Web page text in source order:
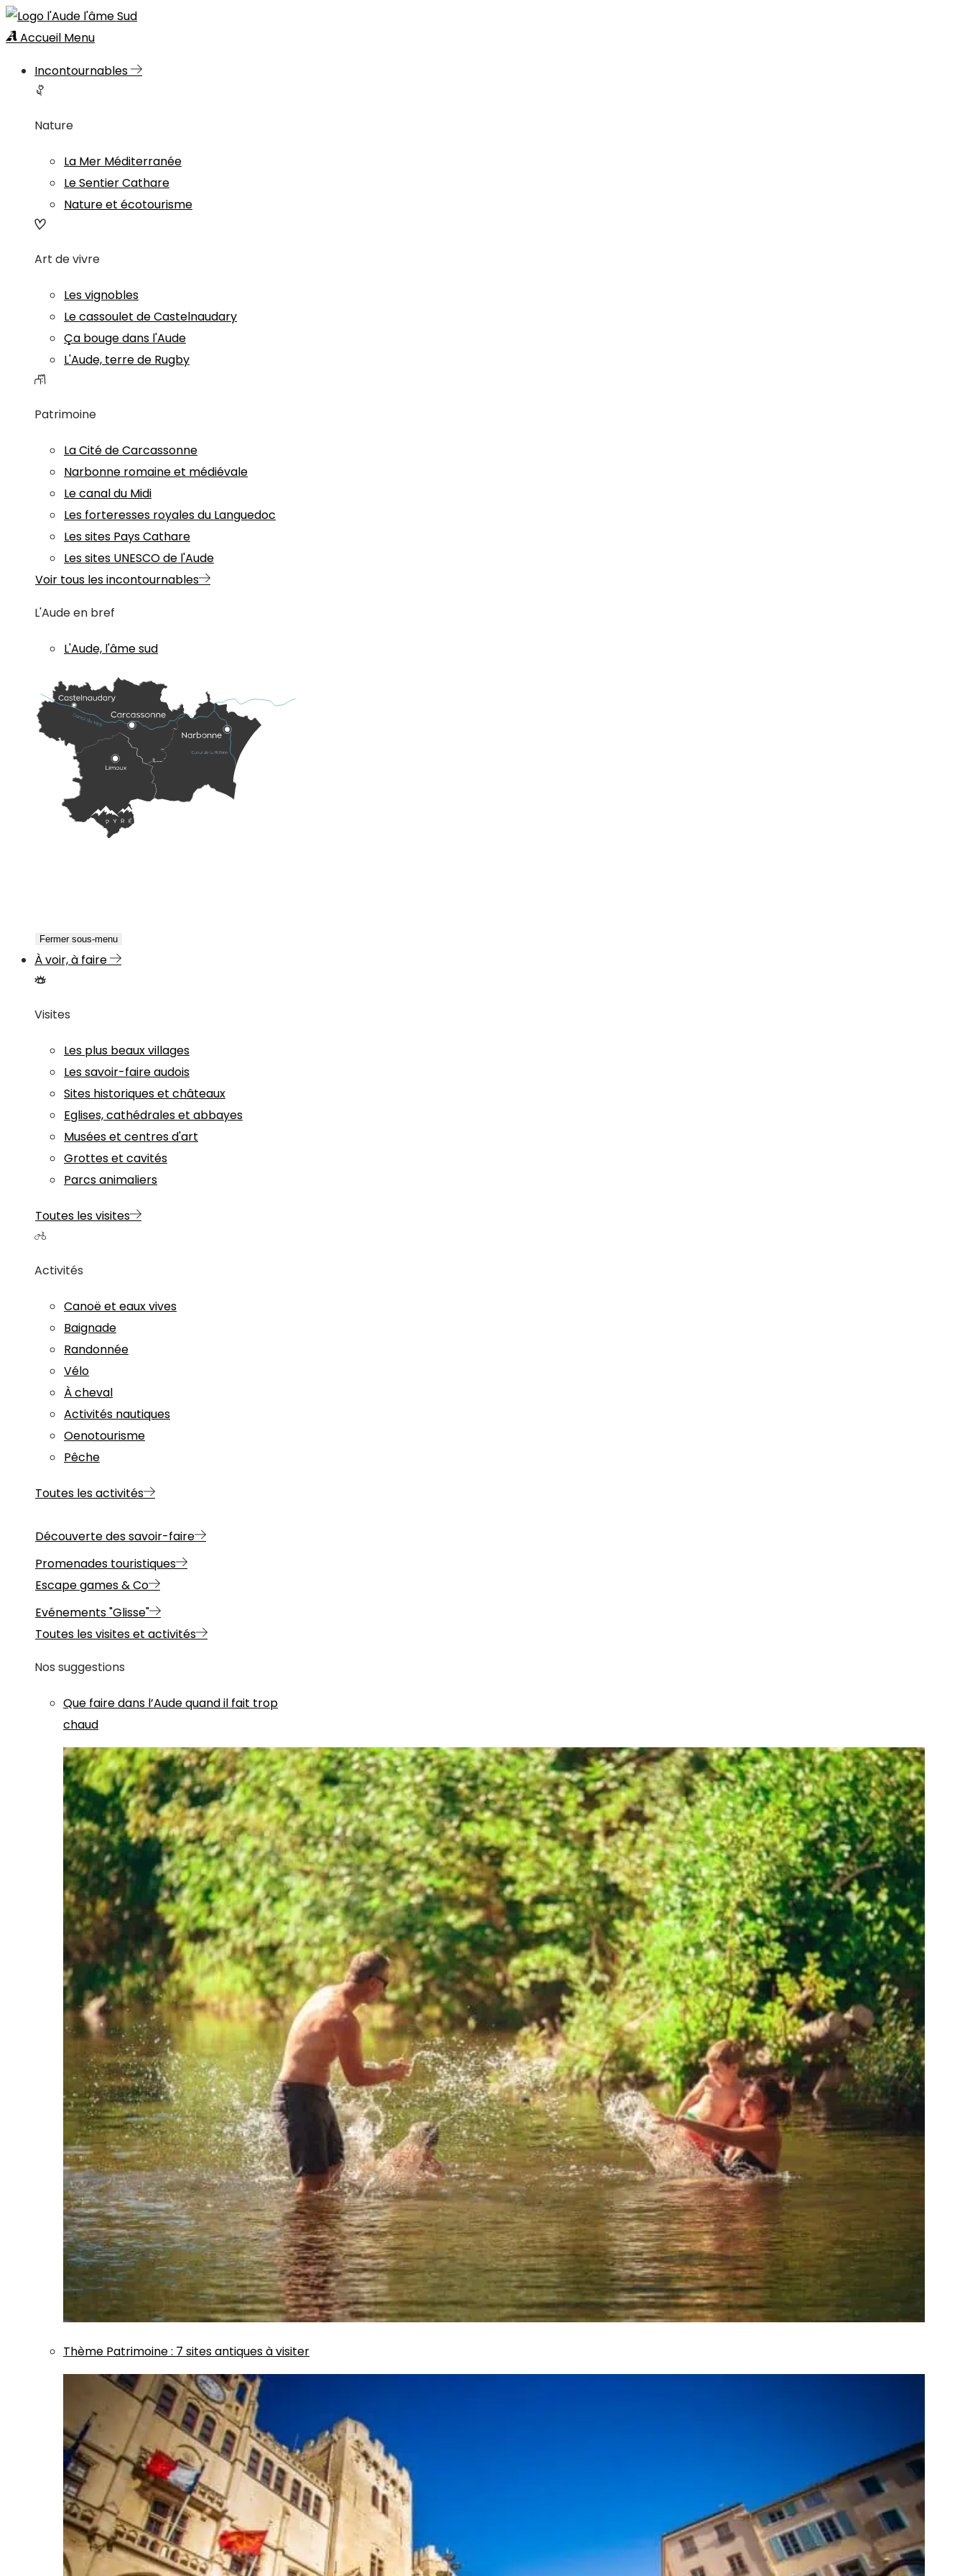
Accueil Menu
Incontournables
Nature
La Mer Méditerranée
Le Sentier Cathare
Nature et écotourisme
Art de vivre
Les vignobles
Le cassoulet de Castelnaudary
Ça bouge dans l'Aude
L'Aude, terre de Rugby
Patrimoine
La Cité de Carcassonne
Narbonne romaine et médiévale
Le canal du Midi
Les forteresses royales du Languedoc
Les sites Pays Cathare
Les sites UNESCO de l'Aude
Voir tous les incontournables
L'Aude en bref
L'Aude, l'âme sud
Fermer sous-menu
À voir, à faire
Visites
Les plus beaux villages
Les savoir-faire audois
Sites historiques et châteaux
Eglises, cathédrales et abbayes
Musées et centres d'art
Grottes et cavités
Parcs animaliers
Toutes les visites
Activités
Canoë et eaux vives
Baignade
Randonnée
Vélo
À cheval
Activités nautiques
Oenotourisme
Pêche
Toutes les activités
Découverte des savoir-faire
Promenades touristiques
Escape games & Co
Evénements "Glisse"
Toutes les visites et activités
Nos suggestions
Que faire dans l’Aude quand il fait trop
chaud
Thème Patrimoine: 7 sites antiques à visiter